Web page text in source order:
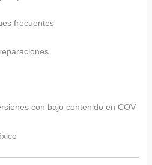
frecuentes
con bajo contenido en COV